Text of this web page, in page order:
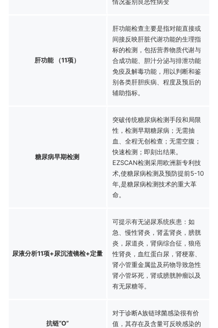
肝功能 （11项）
肝功能检查主要是指对能直接或
间接反映肝脏代谢功能的生理指
标的检测，包括营养物质代谢与
合成功能、胆汁分泌与排泄功能
免疫及解毒功能，用以判断和鉴
别各类肝胆疾病、程度及预后的
辅助指标。
糖尿病早期检测
突破传统糖尿病检测手段和局限
性，检测早期糖尿病；无需抽
血、全程无创检查；无需空腹；
快速检测；即刻出结果。
EZSCAN检测采用欧洲新专利技
术,使糖尿病检测及预防提前5-10
年,是糖尿病检测技术的重大革
命。
尿液分析11项+尿沉渣镜检+定量
可提示有无泌尿系统疾患：如
急、慢性肾炎，肾盂肾炎，膀胱
炎，尿道炎，肾病综合征，狼疮
性肾炎，血红蛋白尿，肾梗塞、
肾小管重金属盐及药物导致急性
肾小管坏死，肾或膀胱肿瘤以及
有无尿糖等。
抗链“O”
对于诊断A族链球菌感染很有价
值，其存在及含量可反映感染的